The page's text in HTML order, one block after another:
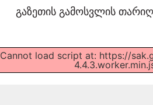
გაზეთის გამოსვლის
load script at: https://